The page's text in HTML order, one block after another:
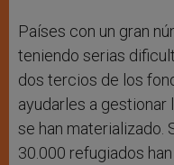
Países con un gran
teniendo serias
dos tercios de los
ayudarles a gestionar
se han materializado.
30.000 refugiados